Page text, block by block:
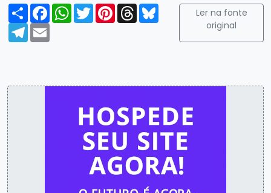
Compartilhar
FacebookWhatsApp
TwitterPinterest
ThreadsBluesky
Telegram
Email
Ler na fonte
original